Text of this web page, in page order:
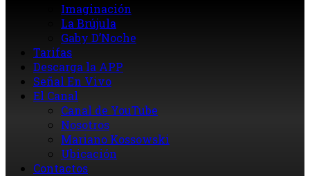
Imaginación
La Brújula
Gaby D’Noche
Tarifas
Descarga la APP
Señal En Vivo
El Canal
Canal de YouTube
Nosotros
Mariano Kossowski
Ubicación
Contactos